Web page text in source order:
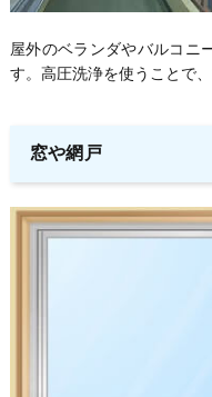
屋外のベランダやバルコニ
す。高圧洗浄を使うことで
窓や網戸